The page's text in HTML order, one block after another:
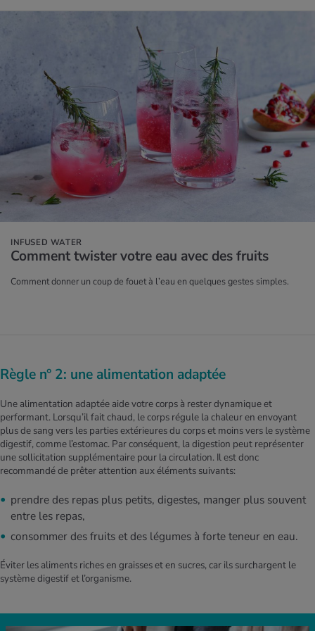
INFUSED WATER
Com­ment twis­ter votre eau avec des fruits
Comment donner un coup de fouet à l’eau en quelques gestes simples.
Règle n° 2: une alimentation adaptée
Une alimentation adaptée aide votre corps à rester dynamique et
performant. Lorsqu’il fait chaud, le corps régule la chaleur en envoyant
plus de sang vers les parties extérieures du corps et moins vers le système
digestif, comme l’estomac. Par conséquent, la digestion peut représenter
une sollicitation supplémentaire pour la circulation. Il est donc
recommandé de prêter attention aux éléments suivants:
prendre des repas plus petits, digestes, manger plus souvent
entre les repas,
consommer des fruits et des légumes à forte teneur en eau.
Éviter les aliments riches en graisses et en sucres, car ils surchargent le
système digestif et l’organisme.